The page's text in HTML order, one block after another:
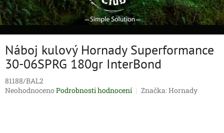
Náboj kulový Hornady Superformance
30-06SPRG 180gr InterBond
81188/BAL2
Průměrné
Neohodnoceno Podrobnosti hodnocení Značka:Hornady